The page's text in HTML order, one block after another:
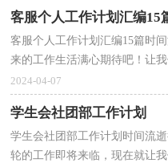
客服个人工作计划汇编15
客服个人工作计划汇编15篇时
来的工作生活满心期待吧！让
的计划才是有效的呢？以下是
2024-04-07
学生会社团部工作计划
学生会社团部工作计划时间流
轮的工作即将来临，现在就让